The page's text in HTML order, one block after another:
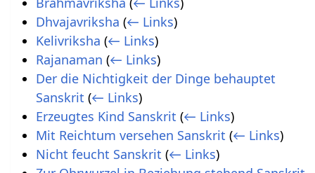
Dhvajavriksha (← Links)
Kelivriksha (← Links)
Rajanaman (← Links)
Der die Nichtigkeit der Dinge behauptet
Sanskrit (← Links)
Erzeugtes Kind Sanskrit (← Links)
Mit Reichtum versehen Sanskrit (← Links)
Nicht feucht Sanskrit (← Links)